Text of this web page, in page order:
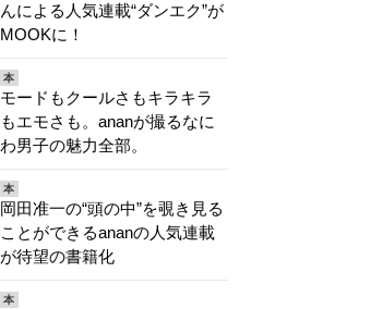
んによる人気連載“ダンエク”が
MOOKに！
本
モードもクールさもキラキラ
もエモさも。ananが撮るなに
わ男子の魅力全部。
本
岡田准一の“頭の中”を覗き見る
ことができるananの人気連載
が待望の書籍化
本